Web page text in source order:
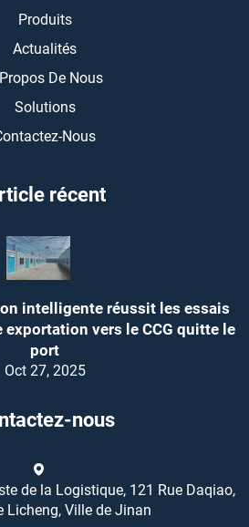
Produits
Actualités
De Nous
Solutions
Nous
récent
intelligente réussit les essais
exportation vers le CCG quitte le
port
Oct 27, 2025
nous
de la Logistique, 121 Rue Daqiao,
Licheng, Ville de Jinan